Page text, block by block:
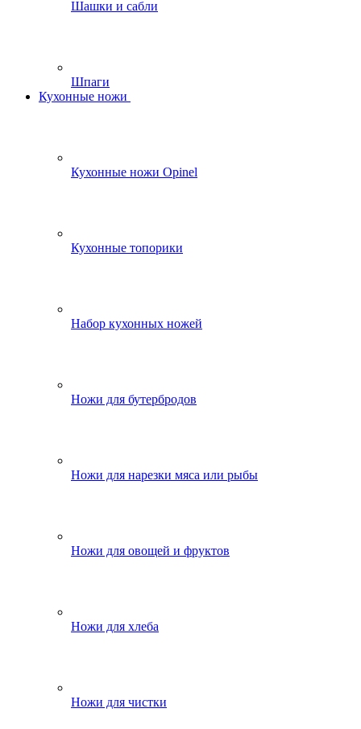
Шашки и сабли
Шпаги
Кухонные ножи
Кухонные ножи Opinel
Кухонные топорики
Набор кухонных ножей
Ножи для бутербродов
Ножи для нарезки мяса или рыбы
Ножи для овощей и фруктов
Ножи для хлеба
Ножи для чистки